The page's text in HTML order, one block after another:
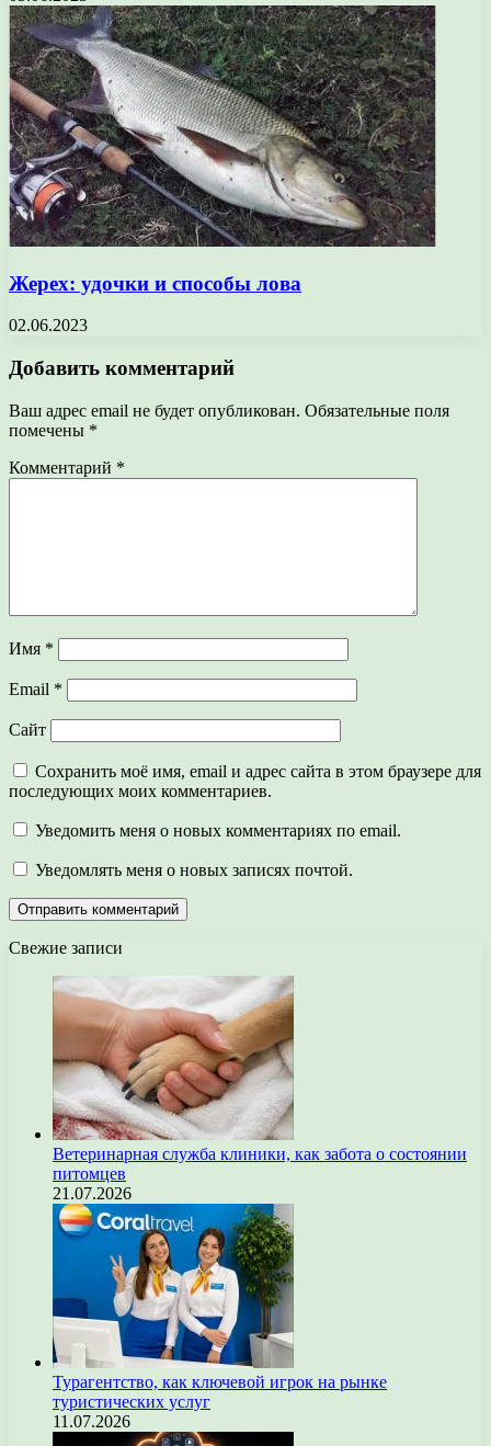
Жерех: удочки и способы лова
02.06.2023
Добавить комментарий
Ваш адрес email не будет опубликован. Обязательные поля
помечены *
Комментарий *
Имя *
Email *
Сайт
Сохранить моё имя, email и адрес сайта в этом браузере для
последующих моих комментариев.
Уведомить меня о новых комментариях по email.
Уведомлять меня о новых записях почтой.
Свежие записи
Ветеринарная служба клиники, как забота о состоянии
питомцев
21.07.2026
Турагентство, как ключевой игрок на рынке
туристических услуг
11.07.2026